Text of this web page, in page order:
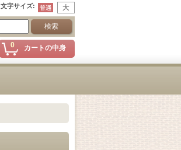
文字サイズ:
0 カートの中身